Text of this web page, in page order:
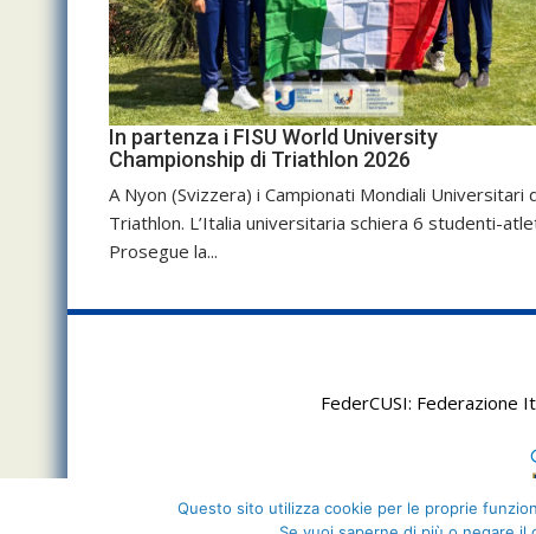
In partenza i FISU World University
Championship di Triathlon 2026
A Nyon (Svizzera) i Campionati Mondiali Universitari
Triathlon. L’Italia universitaria schiera 6 studenti-
Prosegue la...
FederCUSI: Federazione
Questo sito utilizza cookie per le proprie